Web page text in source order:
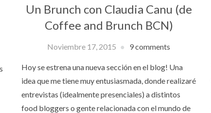
Un Brunch con Claudia Canu (de
Coffee and Brunch BCN)
Noviembre 17, 2015 9 comments
Hoy se estrena una nueva sección en el blog! Una
idea que me tiene muy entusiasmada, donde realizaré
entrevistas (idealmente presenciales) a distintos
food bloggers o gente relacionada con el mundo de